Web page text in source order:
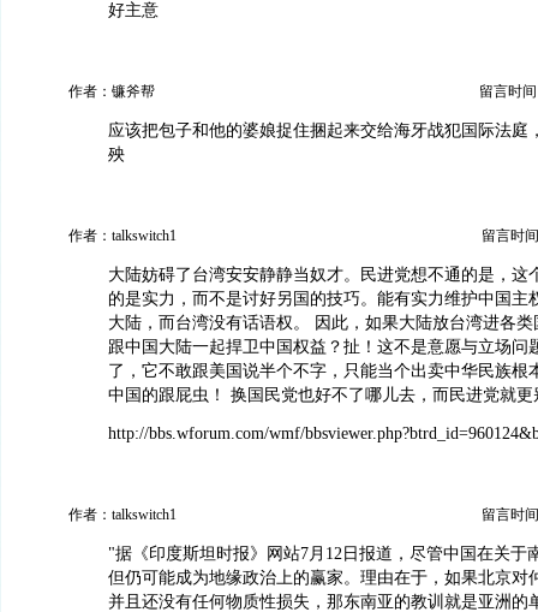
好主意
作者：镰斧帮 留言时间
应该把包子和他的婆娘捉住捆起来交给海牙战犯国际法庭
殃
作者：talkswitch1 留言时
大陆妨碍了台湾安安静静当奴才。民进党想不通的是，这
的是实力，而不是讨好另国的技巧。能有实力维护中国主
大陆，而台湾没有话语权。 因此，如果大陆放台湾进各
跟中国大陆一起捍卫中国权益？扯！这不是意愿与立场问
了，它不敢跟美国说半个不字，只能当个出卖中华民族根
中国的跟屁虫！ 换国民党也好不了哪儿去，而民进党就更
http://bbs.wforum.com/wmf/
作者：talkswitch1 留言时
"据《印度斯坦时报》网站7月12日报道，尽管中国在关于
但仍可能成为地缘政治上的赢家。理由在于，如果北京对
并且还没有任何物质性损失，那东南亚的教训就是亚洲的